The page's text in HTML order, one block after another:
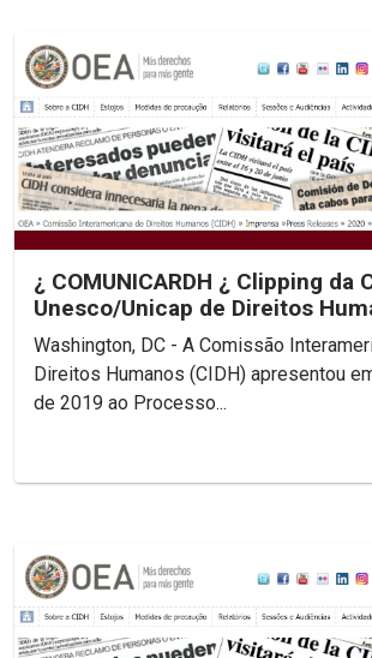
¿ COMUNICARDH ¿ Clipping da Cátedra
Unesco/Unicap de Direitos
Helder Camara
Washington, DC - A Comissão
Direitos Humanos (CIDH) apresentou
de 2019 ao Processo...